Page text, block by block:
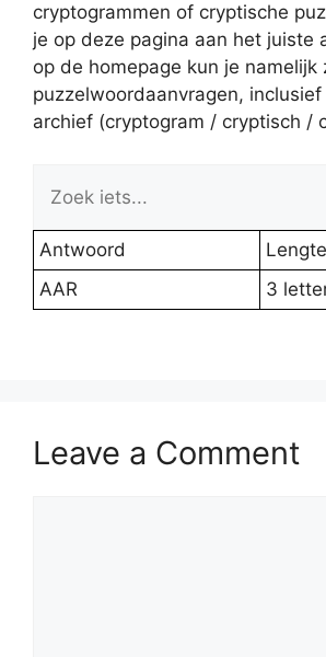
cryptogrammen of cryptische
je op deze pagina aan het juiste
op de homepage kun je namelijk
puzzelwoordaanvragen,
archief (cryptogram / cryptisch /
Antwoord
Lengte
AAR
3
Leave a Comment